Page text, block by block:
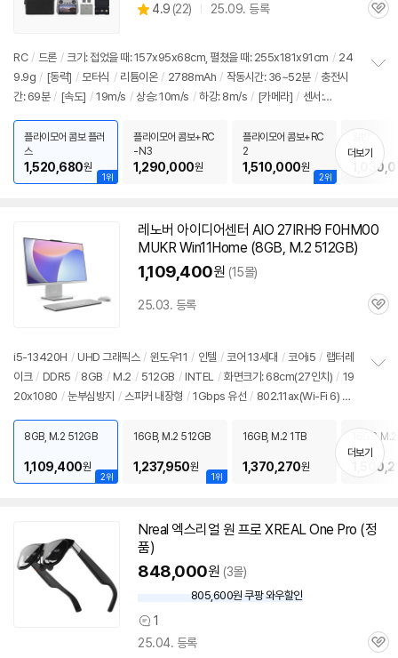
품
별
4.9 (상
22) 25.09. 등록
관
RC / 드론 / 크기: 접었을 때: 157x95x68cm, 펼쳤을 때: 255x181x91cm / 24
9.9g / [동력] / 모터식 / 리튬이온 / 2788mAh / 작동시간: 36~52분 / 충전시
간: 69분 / [속도] / 19m/s / 상승: 10m/s / 하강: 8m/s / [카메라] / 센서:
0x1080) / 프레임: 60fps, 24fps, 120fps, 30fps [조종] / 스틱타입 /
/ 3축짐벌
하이퍼랩
/ FPV / OcuSync / 액티브트랙 / 페일세이프 USB충전 / 자동복귀 / 파노라
기
1위
플라이모어 콤보 플러
스
1,520,680원
플라이모어 콤보+RC
-N3
1,290,000원
2위
플라이모어 콤보+RC
2
1,510,000원
더보기
레노버 아이디어센터 AIO 27IRH9 F0HM00
MUKR Win11Home (8GB, M.2 512GB)
1,109,400원 (15몰)
25.03. 등록
관
i5-13420H / UHD 그래픽스 / 윈도우11 / 인텔 / 코어 13세대 / 코어i5 / 랩터레
이크 / DDR5 / 8GB / M.2 / 512GB / INTEL / 화면크기: 68cm(27인치) / 19
20x1080 / 눈부심방지 / 스피커 내장형 / 1Gbps 유선 / 802.11ax(Wi-Fi 6) 무
일체형 / 7.1kg / 용도: 사무/인강용 / 구성변경상품 출시가: 1,499,000원
치
기
2위
8GB, M.2 512GB
1,109,400원
1위
16GB, M.2 512GB
1,237,950원
16GB, M.2 1TB
1,370,270원
16GB,
더보기
Nreal 엑스리얼 원 프로 XREAL One Pro (정
품)
848,000원 (3몰)
우
할
인
805,600원 쿠팡 와우할인
상
품
1
25.04. 등록
관